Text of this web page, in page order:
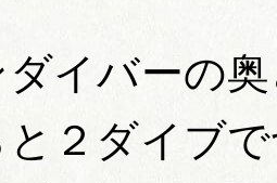
イバーの
２ダイブ